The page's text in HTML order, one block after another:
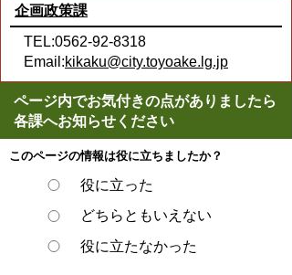
企画政策課
TEL:0562-92-8318
Email:kikaku@city.toyoake.lg.jp
ページ内でお気付きの点がありましたら
各課へお知らせください
このページの情報は役に立ちましたか？
役に立った
どちらともいえない
役に立たなかった